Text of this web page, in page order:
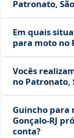
Patronato,
Em quais
para moto no
Vocês
no Patronato,
Guincho para
Gonçalo‑RJ
conta?